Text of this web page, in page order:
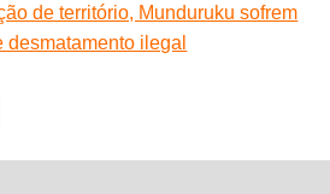
de território, Munduruku sofrem
desmatamento ilegal